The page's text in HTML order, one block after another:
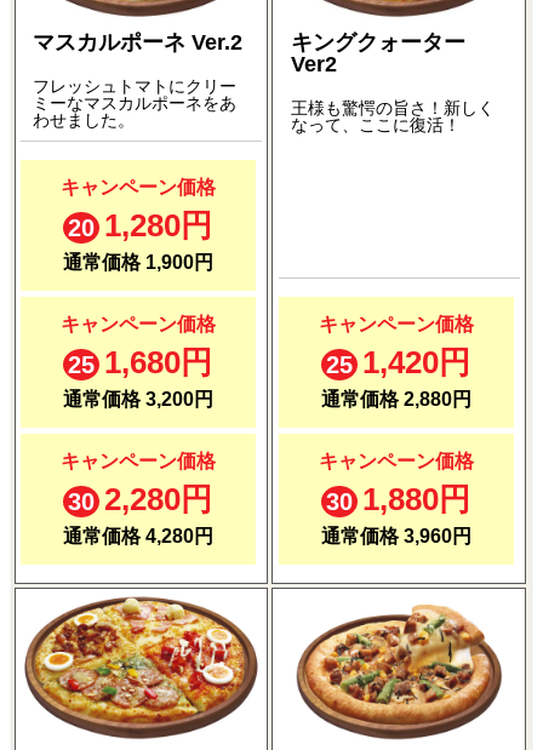
マスカルポーネ Ver.2
フレッシュトマトにクリー
ミーなマスカルポーネをあ
わせました。
キャンペーン価格
20 1,280円
通常価格 1,900円
キャンペーン価格
25 1,680円
通常価格 3,200円
キャンペーン価格
30 2,280円
通常価格 4,280円
キングクォーター
Ver2
王様も驚愕の旨さ！新しく
なって、ここに復活！
キャンペーン価格
25 1,420円
通常価格 2,880円
キャンペーン価格
30 1,880円
通常価格 3,960円